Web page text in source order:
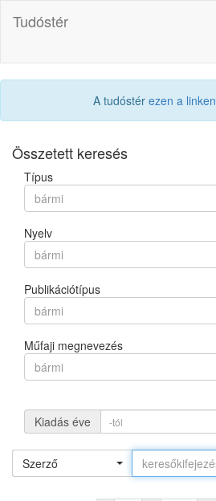
Tudóstér
A tudóstér ezen a linken
Összetett keresés
Típus
bármi
Nyelv
bármi
Publikációtípus
bármi
Műfaji megnevezés
bármi
Kiadás éve
Szerző